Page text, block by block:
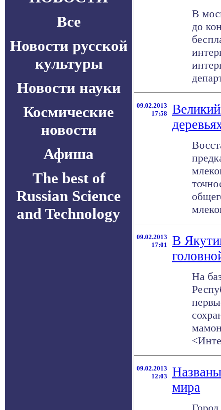
Все
Новости русской
культуры
Новости науки
Космические
новости
Афиша
The best of
Russian Science
and Technology
В
до
09.02.2013
17:58
09.02.2013
17:01
В
На
09.02.2013
12:03
мира